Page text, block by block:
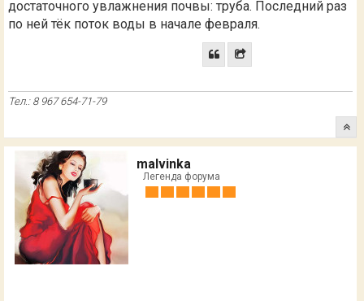
достаточного увлажнения почвы: труба. Последний раз
по ней тёк поток воды в начале февраля.
Тел.: 8 967 654-71-79
malvinka
Легенда форума